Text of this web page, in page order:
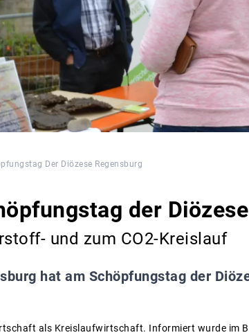
Der Diözese Regensburg
der
und zum CO2-Kreislauf
hat am Schöpfungstag der
als Kreislaufwirtschaft. Informiert wurde im